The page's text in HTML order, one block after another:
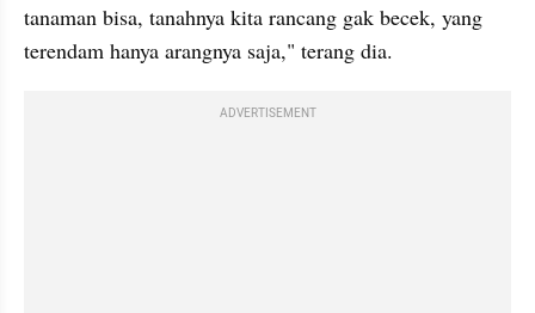
tanaman bisa, tanahnya kita rancang gak becek, yang
terendam hanya arangnya saja," terang dia.
ADVERTISEMENT